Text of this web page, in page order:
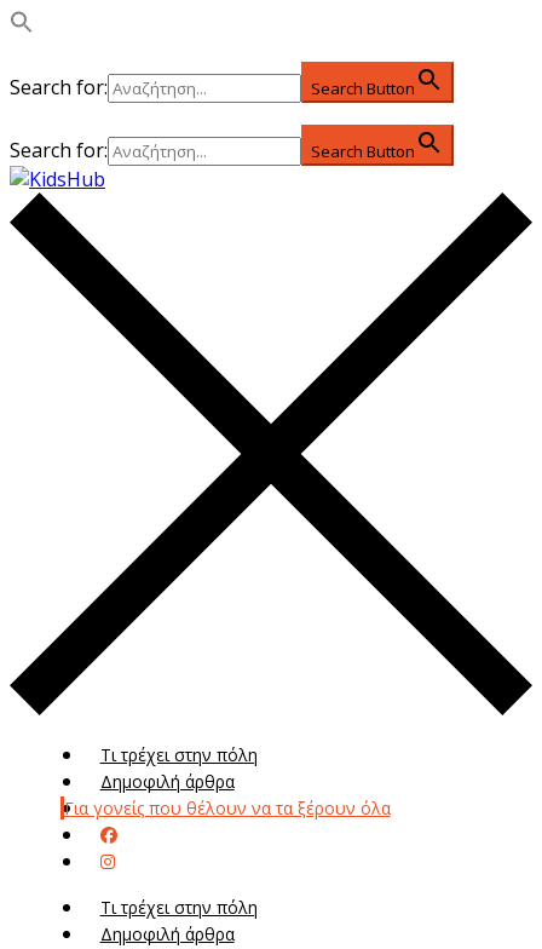
Search for: Search Button
Search for: Search Button
Τι τρέχει στην πόλη
Δημοφιλή άρθρα
Για γονείς που θέλουν να τα ξέρουν όλα
Τι τρέχει στην πόλη
Δημοφιλή άρθρα